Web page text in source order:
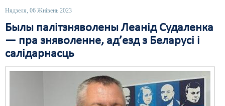
Нядзеля, 06 Жнівень 2023
Былы палітзняволены Леанід Судаленка
— пра зняволенне, ад’езд з Беларусі і
салідарнасць